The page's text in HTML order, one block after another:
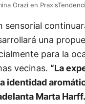
Orazi en
sensorial
una
para la
vecinas. “La
identidad
Marta Harff.